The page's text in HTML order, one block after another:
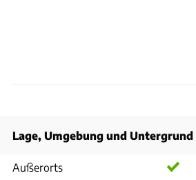
Lage, Umgebung und Untergrund
Außerorts